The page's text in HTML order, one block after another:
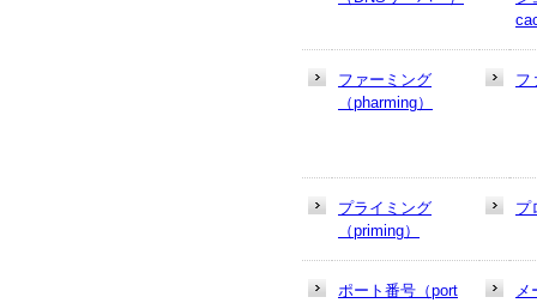
ファーミング
（pharming）
フ
プライミング
（priming）
プ
ポート番号（port
メ